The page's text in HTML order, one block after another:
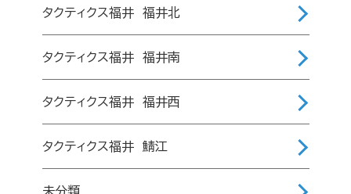
タクティクス福井 福井北
タクティクス福井 福井南
タクティクス福井 福井西
タクティクス福井 鯖江
未分類